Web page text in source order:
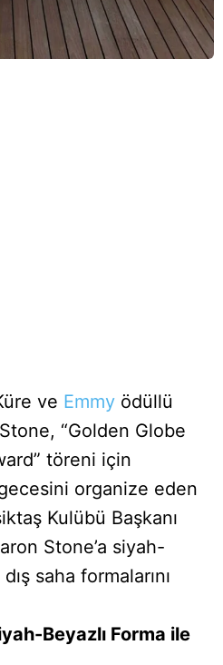
ve Emmy ödüllü
“Golden Globe
töreni için
organize eden
Kulübü Başkanı
Stone’a siyah-
saha formalarını
Beyazlı Forma ile